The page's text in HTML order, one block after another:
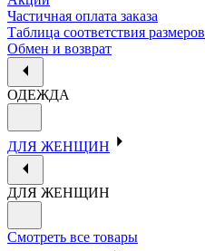
Частичная оплата заказа
Таблица соответствия размеров
Обмен и возврат
ОДЕЖДА
ДЛЯ ЖЕНЩИН
ДЛЯ ЖЕНЩИН
Смотреть все товары